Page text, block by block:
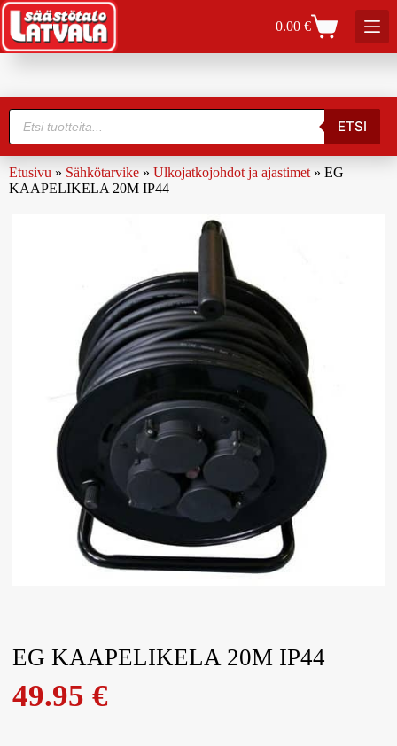
0.00€
ETSI
Etusivu » Sähkötarvike » Ulkojatkojohdot ja ajastimet » EG
KAAPELIKELA 20M IP44
EG KAAPELIKELA 20M IP44
49.95€